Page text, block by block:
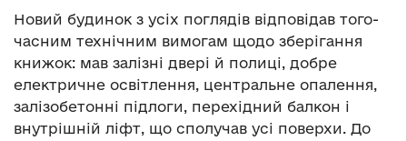
Новий будинок з усіх поглядів відповідав того­
часним технічним вимогам щодо зберігання
кни­жок: мав залізні двері й полиці, добре
електричне освітлення, центральне опалення,
залізобетонні підлоги, перехідний балкон і
внутрішній ліфт, що сполучав усі поверхи. До